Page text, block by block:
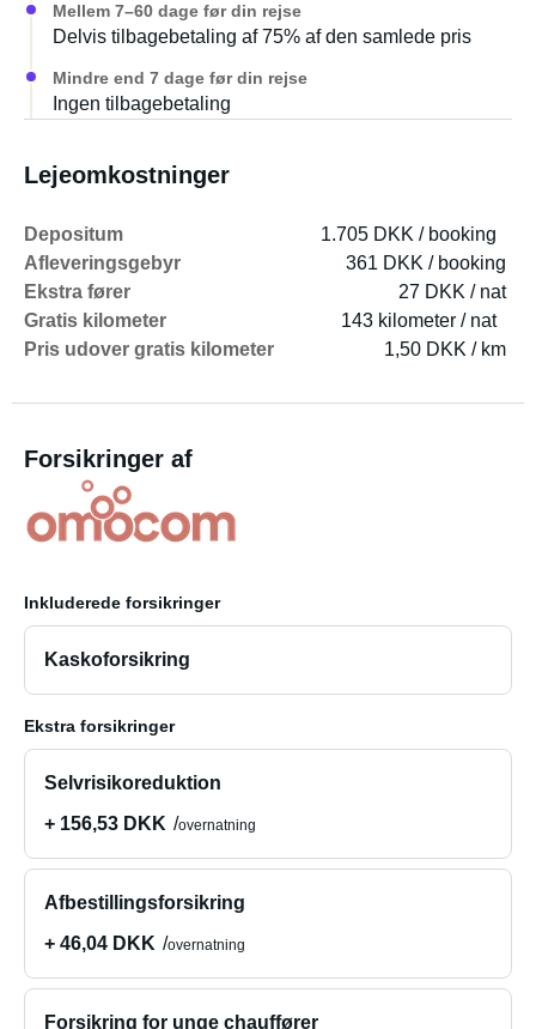
Mellem 7–60 dage før din rejse
Delvis tilbagebetaling af 75% af den samlede pris
Mindre end 7 dage før din rejse
Ingen tilbagebetaling
Lejeomkostninger
Depositum
1.705 DKK / booking
Afleveringsgebyr
361 DKK / booking
Ekstra fører
27 DKK / nat
Gratis kilometer
143 kilometer / nat
Pris udover gratis kilometer
1,50 DKK / km
Forsikringer af
Inkluderede forsikringer
Kaskoforsikring
Ekstra forsikringer
Selvrisikoreduktion
+ 156,53 DKK
overnatning
Afbestillingsforsikring
+ 46,04 DKK
overnatning
Forsikring for unge chauffører